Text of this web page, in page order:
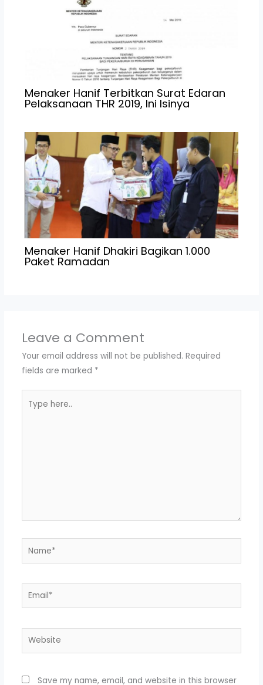
Menaker Hanif Terbitkan Surat Edaran
Pelaksanaan THR 2019, Ini Isinya
Menaker Hanif Dhakiri Bagikan 1.000
Paket Ramadan
Leave a Comment
Your email address will not be published. Required
fields are marked *
here..
Name*
Email*
Website
Save my name, email, and website in this browser